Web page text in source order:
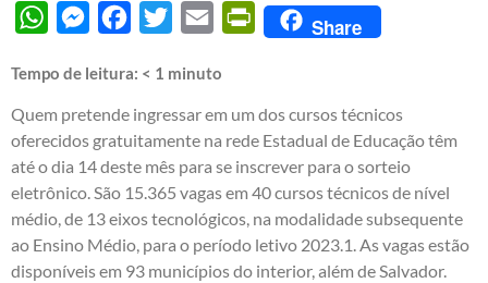
WhatsAppMessengerFacebook
Twitter Email PrintFriendly
Share
Tempo de leitura: < 1 minuto
Quem pretende ingressar em um dos cursos técnicos
oferecidos gratuitamente na rede Estadual de Educação têm
até o dia 14 deste mês para se inscrever para o sorteio
eletrônico. São 15.365 vagas em 40 cursos técnicos de nível
médio, de 13 eixos tecnológicos, na modalidade subsequente
ao Ensino Médio, para o período letivo 2023.1. As vagas estão
disponíveis em 93 municípios do interior, além de Salvador.